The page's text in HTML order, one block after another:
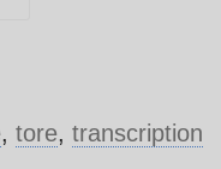
, tore, transcription